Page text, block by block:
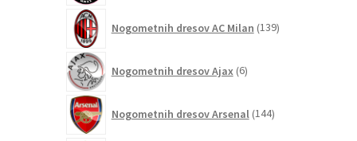
Nogometnih dresov AC Milan 139izdelkov
Nogometnih dresov Ajax 6izdelkov
Nogometnih dresov Arsenal 144izdelkov